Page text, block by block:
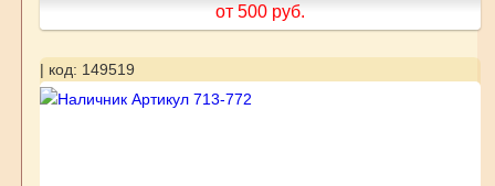
от 500 руб.
| код: 149519